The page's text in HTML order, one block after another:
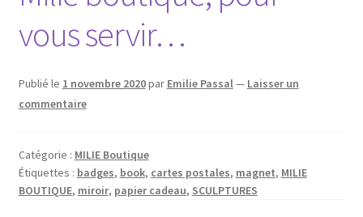
vous servir…
Publié le 1 novembre 2020par Emilie Passal— Laisser un
commentaire
Catégorie : MILIE Boutique
Étiquettes : badges, book, cartes postales, magnet, MILIE
BOUTIQUE, miroir, papier cadeau, SCULPTURES